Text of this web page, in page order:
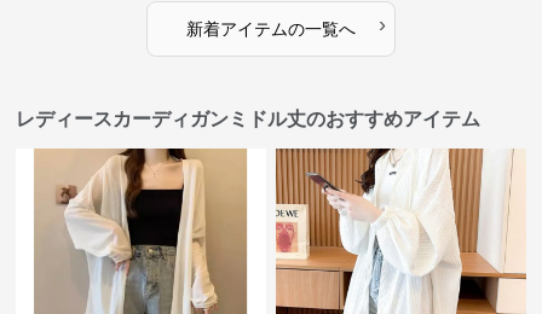
新着アイテムの一覧へ ›
レディースカーディガンミドル丈のおすすめアイテム